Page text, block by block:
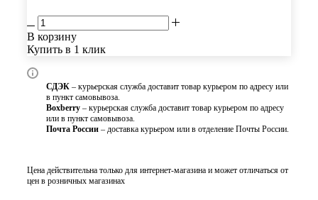
В корзину
Купить в 1 клик
СДЭК – курьерская служба доставит товар курьером по адресу или
в пункт самовывоза.
Boxberry – курьерская служба доставит товар курьером по адресу
или в пункт самовывоза.
Почта России – доставка курьером или в отделение Почты России.
Цена действительна только для интернет-магазина и может отличаться от
цен в розничных магазинах